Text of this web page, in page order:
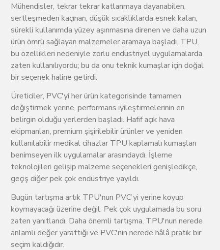
Mühendisler, tekrar tekrar katlanmaya dayanabilen,
sertleşmeden kaçınan, düşük sıcaklıklarda esnek kalan,
sürekli kullanımda yüzey aşınmasına direnen ve daha uzun
ürün ömrü sağlayan malzemeler aramaya başladı. TPU,
bu özellikleri nedeniyle zorlu endüstriyel uygulamalarda
zaten kullanılıyordu; bu da onu teknik kumaşlar için doğal
bir seçenek haline getirdi.
Üreticiler, PVC'yi her ürün kategorisinde tamamen
değiştirmek yerine, performans iyileştirmelerinin en
belirgin olduğu yerlerden başladı. Hafif açık hava
ekipmanları, premium şişirilebilir ürünler ve yeniden
kullanılabilir medikal cihazlar TPU kaplamalı kumaşları
benimseyen ilk uygulamalar arasındaydı. İşleme
teknolojileri gelişip malzeme seçenekleri genişledikçe,
geçiş diğer pek çok endüstriye yayıldı.
Bugün tartışma artık TPU'nun PVC'yi yerine koyup
koymayacağı üzerine değil. Pek çok uygulamada bu soru
zaten yanıtlandı. Daha önemli tartışma, TPU'nun nerede
anlamlı değer yarattığı ve PVC'nin nerede hâlâ pratik bir
seçim kaldığıdır.